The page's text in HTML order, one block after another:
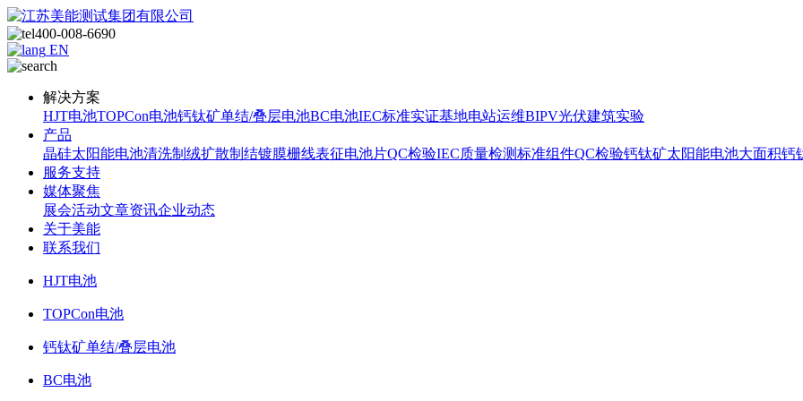
400-008-6690
EN
解决方案
HJT电池TOPCon电池钙钛矿单结/叠层电池BC电池IEC标准实证基地电站运维BIPV光伏建筑实验
产品
晶硅太阳能电池清洗制绒扩散制结镀膜栅线表征电池片QC检验IEC质量检测标准组件QC检验钙钛矿太阳能电池大面积钙
服务支持
媒体聚焦
展会活动文章资讯企业动态
关于美能
联系我们
HJT电池
TOPCon电池
钙钛矿单结/叠层电池
BC电池